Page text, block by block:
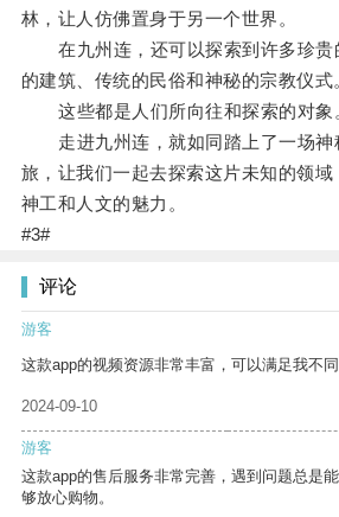
林，让人仿佛置身于另一个世界。
在九州连，还可以探索到许多珍贵
的建筑、传统的民俗和神秘的宗教仪式
这些都是人们所向往和探索的对象
走进九州连，就如同踏上了一场神
旅，让我们一起去探索这片未知的领
神工和人文的魅力。
#3#
评论
游客
这款app的视频资源非常丰富，可以满足我不同
2024-09-10
游客
这款app的售后服务非常完善，遇到问题总是
够放心购物。